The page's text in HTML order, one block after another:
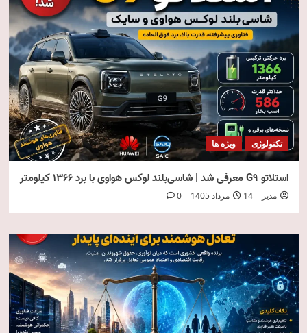
تکنولوژی ویژه ها
استلاتو G9 معرفی شد | شاسی‌بلند لوکس هواوی با برد ۱۳۶۶ کیلومتر
مدیر 14 مرداد 1405 0